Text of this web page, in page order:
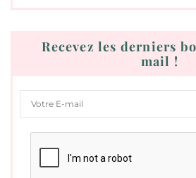
Recevez les derniers
mail !